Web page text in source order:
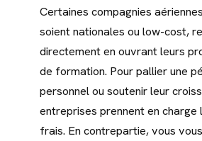
Certaines compagnies
soient nationales ou low-cost,
directement en ouvrant leurs
de formation. Pour pallier une
personnel ou soutenir leur
entreprises prennent en charge
frais. En contrepartie, vous